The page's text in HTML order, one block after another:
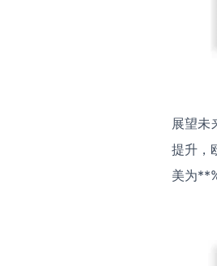
展望未
提升，
美为